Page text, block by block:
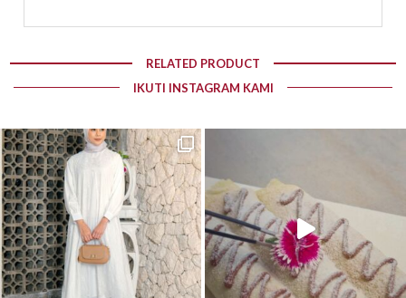
RELATED PRODUCT
IKUTI INSTAGRAM KAMI